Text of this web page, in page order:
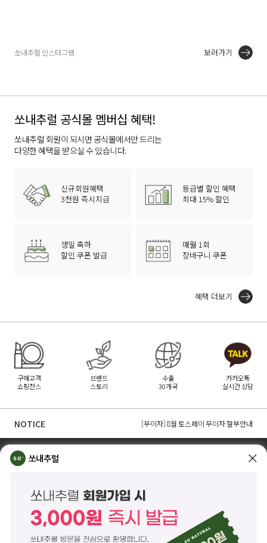
쏘내추럴 인스타그램 보러가기
쏘내추럴 공식몰 멤버십 혜택!
쏘내추럴 회원이 되시면 공식몰에서만 드리는
다양한 혜택을 받으실 수 있습니다.
신규회원혜택
3천원 즉시지급
등급별 할인 혜택
최대 15% 할인
생일 축하
할인 쿠폰 발급
매월 1회
장바구니 쿠폰
혜택 더보기
구매고객
쇼핑찬스
브랜드
스토리
수출
30개국
카카오톡
실시간 상담
NOTICE
[무이자] 8월 무이자 할부 카드 안내
[무이자] 8월 토스페이 무이자 할부안내
쏘내추럴 소개
사업자등록번호 261-81-21889
통신판매업신고 제2014-서울강남-03442호
제품/배송 문의help@sonatural.co.kr
마케팅 문의
marketing@sonatural.co.kr
본사 고객센터 문의 02-573-6769 (평일 10:00~18:00 / 점심시간 12:30~13:30)
쏘내추럴